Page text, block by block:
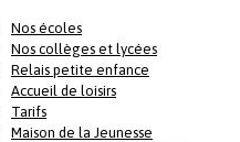
Nos écoles
Nos collèges et lycées
Relais petite enfance
Accueil de loisirs
Tarifs
Maison de la Jeunesse